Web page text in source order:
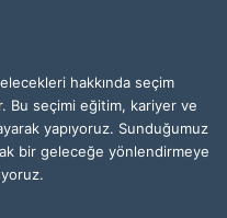
hakkında seçim
Bu seçimi eğitim, kariyer ve
yapıyoruz. Sunduğumuz
bir geleceğe yönlendirmeye